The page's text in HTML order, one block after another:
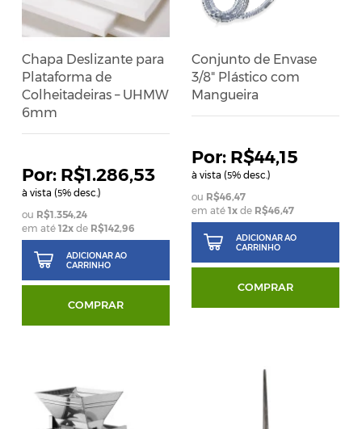
Chapa Deslizante para
Plataforma de
Colheitadeiras – UHMW
6mm
R$1.286,53
à vista (5% desc.)
R$1.354,24
em até12x de R$142,96
ADICIONAR AO
CARRINHO
COMPRAR
Conjunto de Envase
3/8" Plástico com
Mangueira
R$44,15
à vista (5% desc.)
R$46,47
em até 1xde R$46,47
ADICIONAR AO
CARRINHO
COMPRAR